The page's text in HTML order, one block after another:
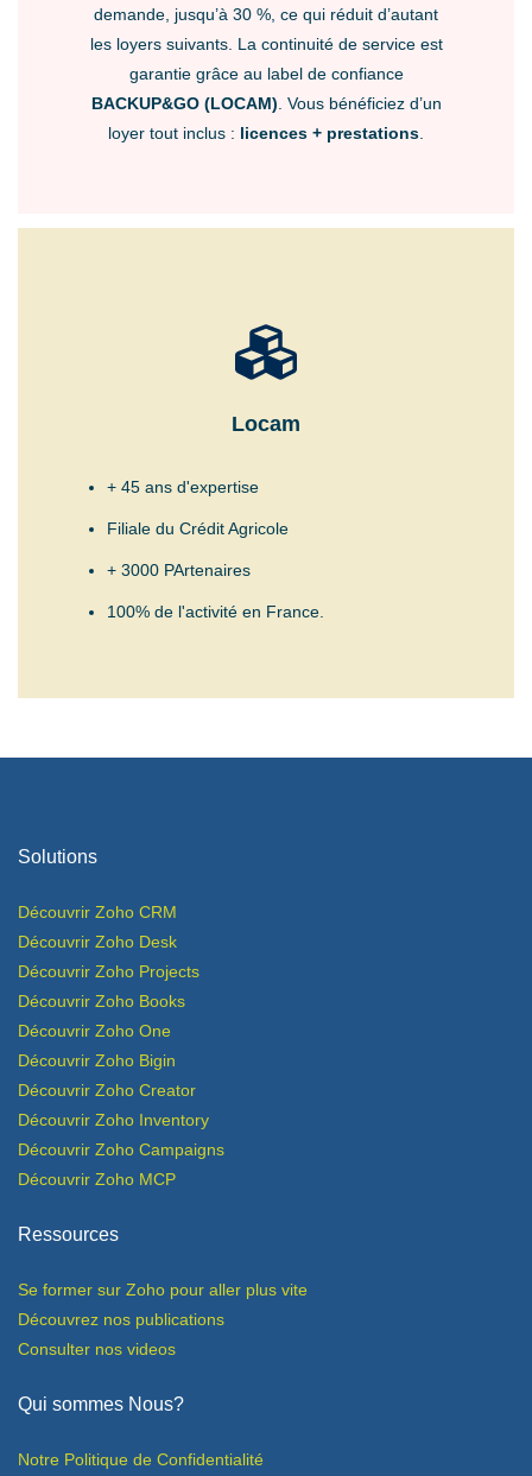
demande, jusqu’à 30 %, ce qui réduit d’autant
les loyers suivants. La continuité de service est
garantie grâce au label de confiance
BACKUP&GO (LOCAM). Vous bénéficiez d’un
loyer tout inclus : licences + prestations.
Locam
+ 45 ans d'expertise
Filiale du Crédit Agricole
+ 3000 PArtenaires
100% de l'activité en France.
Solutions
Découvrir Zoho CRM
Découvrir Zoho Desk
​Découvrir Zoho Projects
Découvrir Zoho Books
Découvrir Zoho One
Découvrir Zoho Bigin
Découvrir Zoho Creator
Découvrir Zoho Inventory
Découvrir Zoho Campaigns
Découvrir Zoho MCP
Ressources
Se former sur Zoho pour aller plus vite
Découvrez nos publications
Consulter nos videos
Qui sommes Nous?
Notre Politique de Confidentialité